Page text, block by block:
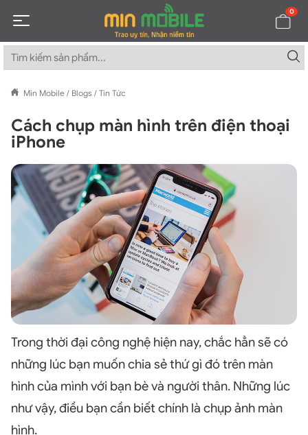
0
Min Mobile / Blogs / Tin Tức
Cách chụp màn hình trên điện thoại
iPhone
Trong thời đại công nghệ hiện nay, chắc hẳn sẽ có
những lúc bạn muốn chia sẻ thứ gì đó trên màn
hình của mình với bạn bè và người thân. Những lúc
như vậy, điều bạn cần biết chính là chụp ảnh màn
hình.